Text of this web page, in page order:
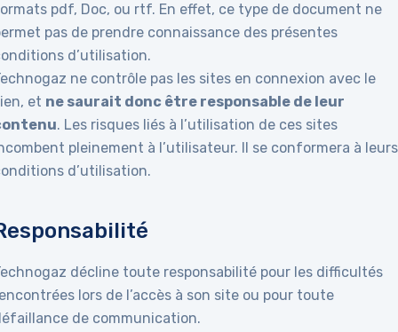
pdf, Doc, ou rtf. En effet, ce type de document ne
pas de prendre connaissance des présentes
d’utilisation.
ne contrôle pas les sites en connexion avec le
et ne saurait donc être responsable de leur
. Les risques liés à l’utilisation de ces sites
pleinement à l’utilisateur. Il se conformera à leurs
d’utilisation.
décline toute responsabilité pour les difficultés
lors de l’accès à son site ou pour toute
de communication.